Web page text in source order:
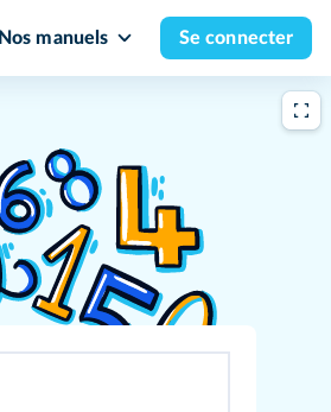
Nos manuels Se connecter